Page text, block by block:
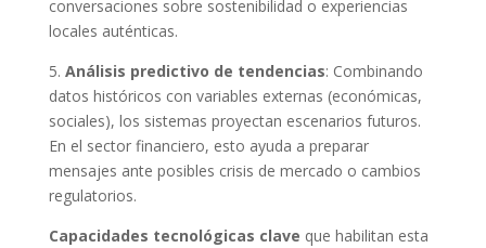
conversaciones sobre sostenibilidad o experiencias
locales auténticas.
5. Análisis predictivo de tendencias: Combinando
datos históricos con variables externas (económicas,
sociales), los sistemas proyectan escenarios futuros.
En el sector financiero, esto ayuda a preparar
mensajes ante posibles crisis de mercado o cambios
regulatorios.
Capacidades tecnológicas clave que habilitan esta